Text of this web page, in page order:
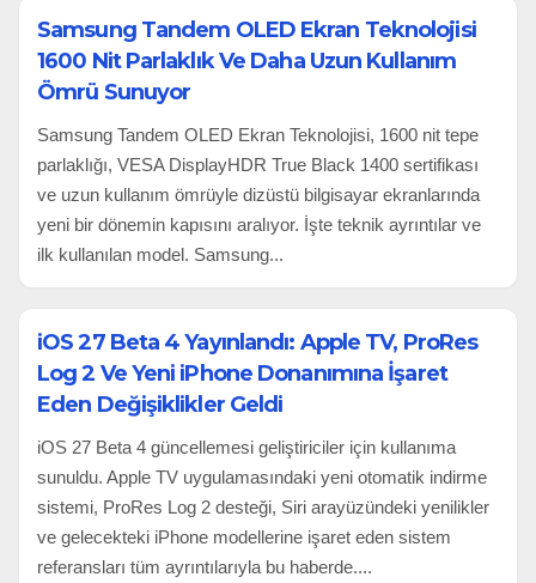
Samsung Tandem OLED Ekran Teknolojisi
1600 Nit Parlaklık Ve Daha Uzun Kullanım
Ömrü Sunuyor
Samsung Tandem OLED Ekran Teknolojisi, 1600 nit tepe
parlaklığı, VESA DisplayHDR True Black 1400 sertifikası
ve uzun kullanım ömrüyle dizüstü bilgisayar ekranlarında
yeni bir dönemin kapısını aralıyor. İşte teknik ayrıntılar ve
ilk kullanılan model. Samsung...
iOS 27 Beta 4 Yayınlandı: Apple TV, ProRes
Log 2 Ve Yeni iPhone Donanımına İşaret
Eden Değişiklikler Geldi
iOS 27 Beta 4 güncellemesi geliştiriciler için kullanıma
sunuldu. Apple TV uygulamasındaki yeni otomatik indirme
sistemi, ProRes Log 2 desteği, Siri arayüzündeki yenilikler
ve gelecekteki iPhone modellerine işaret eden sistem
referansları tüm ayrıntılarıyla bu haberde....